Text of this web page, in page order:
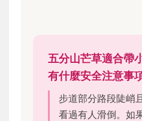
五分山芒草適合帶
有什麼安全注意事
步道部分路段陡峭
看過有人滑倒。如